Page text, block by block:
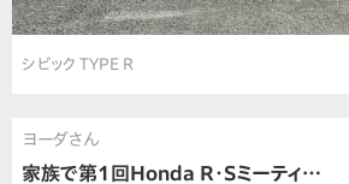
シビック TYPE R
ヨーダさん
家族で第1回Honda R・Sミーティ…